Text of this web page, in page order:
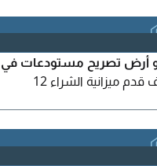
أرض تصريح مستودعات في
رأس الخور يفضل مساحة الأرض 20 ألف قدم ميزانية الشراء 12